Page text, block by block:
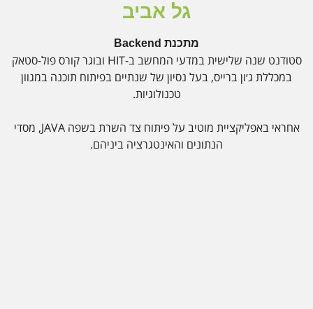
גל אביב
מתכנת Backend
סטודנט שנה שלישית במדעי המחשב ב-HIT ובוגר קורס פול-סטאק
במכללת ג׳ון ברייס, בעל נסיון של שנתיים בפיתוח תוכנה במגוון
טכנולוגיות.
אחראי באפליקציית מוטיב על פיתוח צד השרת בשפה JAVA, מסדי
הנתונים והאינטגרציה ביניהם.